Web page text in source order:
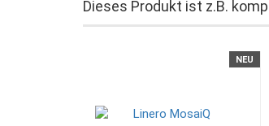
Dieses Produkt ist z.B.
NEU